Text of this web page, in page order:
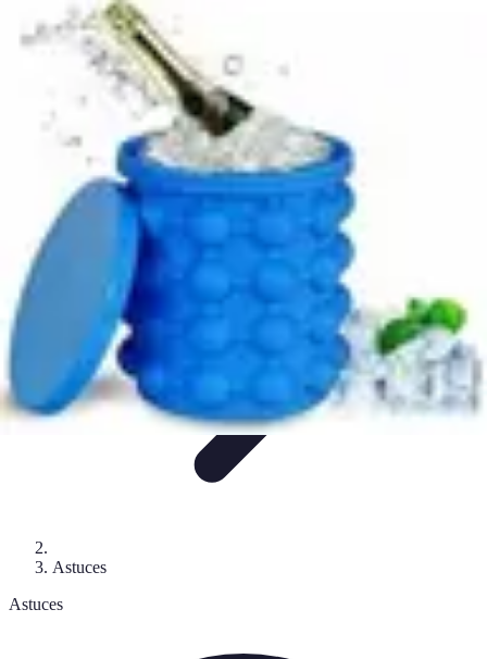
Top Soldes
Astuces d'AchatIncontournables
Astuces et conseils
Astuces
Astuces